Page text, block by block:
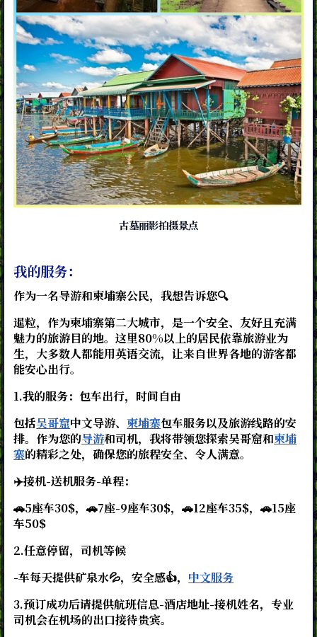
古墓丽影拍摄景点
我的服务：
作为一名导游和柬埔寨公民，我想告诉您🔍
暹粒，作为柬埔寨第二大城市，是一个安全、友好且充满
魅力的旅游目的地。这里80%以上的居民依靠旅游业为
生，大多数人都能用英语交流，让来自世界各地的游客都
能安心出行。
1.我的服务：包车出行，时间自由
包括吴哥窟中文导游、柬埔寨包车服务以及旅游线路的安
排。作为您的导游和司机，我将带领您探索吴哥窟和柬埔
寨的精彩之处，确保您的旅程安全、令人满意。
✈️接机-送机服务-单程：
🚗5座车30$，🚗7座-9座车30$，🚗12座车35$，🚗15座
车50$
2.任意停留，司机等候
-车每天提供矿泉水💦，安全感👍， 中文服务
3.预订成功后请提供航班信息-酒店地址-接机姓名，专业
司机会在机场的出口接待贵宾。